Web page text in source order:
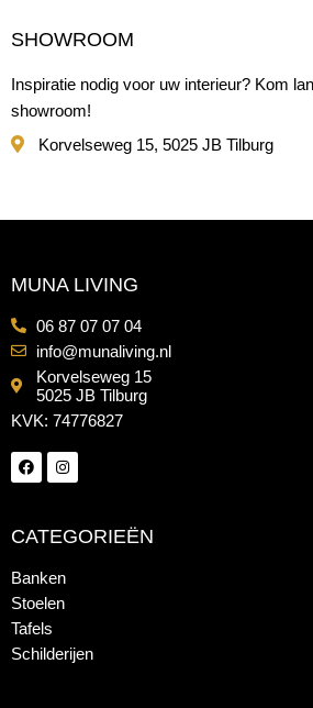
SHOWROOM
Inspiratie nodig voor uw interieur? Kom
showroom!
Korvelseweg 15, 5025 JB Tilburg
MUNA LIVING
06 87 07 07 04
info@munaliving.nl
Korvelseweg 15
5025 JB Tilburg
KVK: 74776827
CATEGORIEËN
Banken
Stoelen
Tafels
Schilderijen